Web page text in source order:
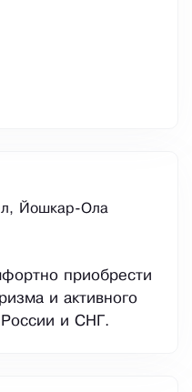
Йошкар-Ола
приобрести
и активного
и СНГ.